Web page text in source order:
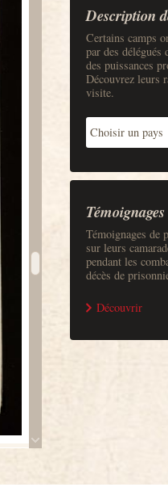
Description
Certains camps
par des
des puissances
Découvrez leurs
visite.
Témoignages
Témoignages de
sur leurs
pendant les
décès de
Découvrir